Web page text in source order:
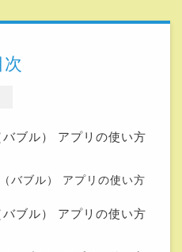
次
バブル） アプリの使い方
バブル） アプリの使い方
バブル） アプリの使い方